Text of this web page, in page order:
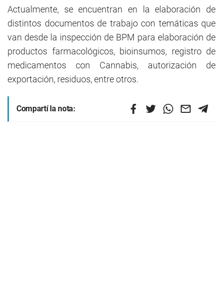
Actualmente, se encuentran en la elaboración de
distintos documentos de trabajo con temáticas que
van desde la inspección de BPM para elaboración de
productos farmacológicos, bioinsumos, registro de
medicamentos con Cannabis, autorización de
exportación, residuos, entre otros.
Compartí la nota: